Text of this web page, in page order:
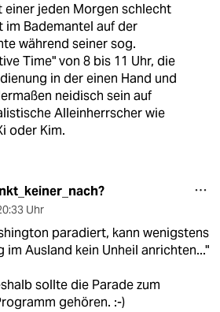
einer jeden Morgen schlecht
im Bademantel auf der
während seiner sog.
Time" von 8 bis 11 Uhr, die
in der einen Hand und
neidisch sein auf
Alleinherrscher wie
oder Kim.
Uhr
paradiert, kann wenigstens
im Ausland kein Unheil anrichten..."
sollte die Parade zum
gehören. :-)